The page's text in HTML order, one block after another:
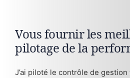
Vous fournir les
pilotage de la
J’ai piloté le contrôle de